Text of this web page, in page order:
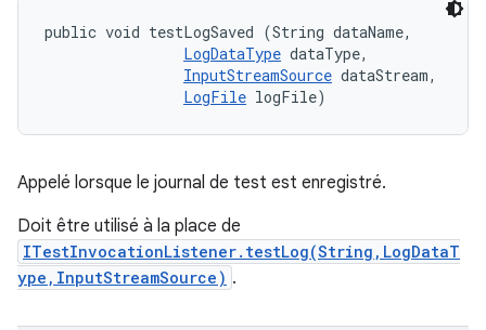
public void testLogSaved (String dataName,
LogDataType dataType,
InputStreamSource dataStream,
LogFile logFile)
Appelé lorsque le journal de test est enregistré.
Doit être utilisé à la place de
ITestInvocationListener.testLog(String,LogDataT
ype,InputStreamSource) .